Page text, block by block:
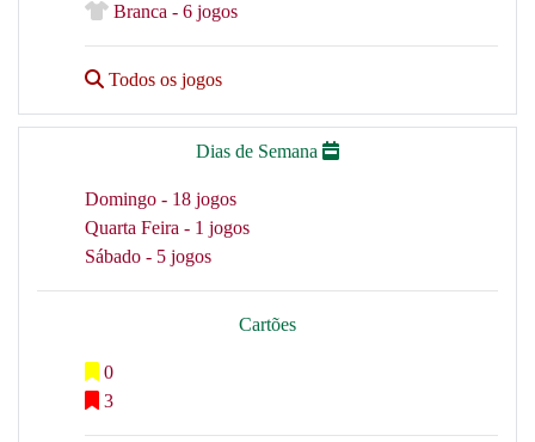
Branca - 6 jogos
Todos os jogos
Dias de Semana
Domingo - 18 jogos
Quarta Feira - 1 jogos
Sábado - 5 jogos
Cartões
0
3